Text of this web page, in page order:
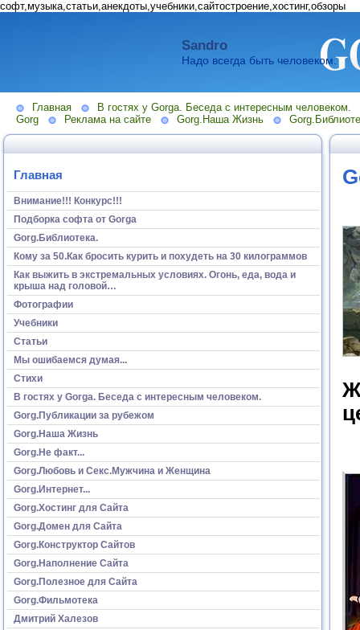
софт,музыка,статьи,анекдоты,учебники,сайтостроение,хостинг,обзоры
Sandro
Надо всегда быть человеком.
Главная
В гостях у Gorga. Беседа с интересным человеком.
Gorg
Реклама на сайте Gorg.Наша Жизнь
Главная
Внимание!!! Конкурс!!!
Подборка софта от Gorga
Gorg.Библиотека.
Кому за 50.Как бросить курить и похудеть на 30 килограммов
Как выжить в экстремальных условиях. Огонь, еда, вода и
крыша над головой…
Фотографии
Учебники
Статьи
Мы ошибаемся думая...
Стихи
В гостях у Gorga. Беседа с интересным человеком.
Gorg.Публикации за рубежом
Gorg.Наша Жизнь
Gorg.Не факт...
Gorg.Любовь и Секс.Мужчина и Женщина
Gorg.Интернет...
Gorg.Хостинг для Сайта
Gorg.Домен для Сайта
Gorg.Конструктор Сайтов
Gorg.Наполнение Сайта
Gorg.Полезное для Сайта
Gorg.Фильмотека
Дмитрий Халезов